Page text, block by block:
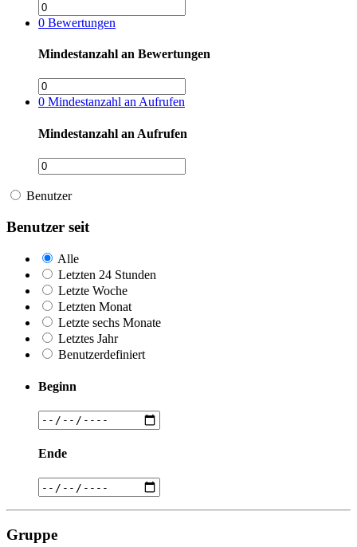
0 Bewertungen
Mindestanzahl an Bewertungen
0 Mindestanzahl an Aufrufen
Mindestanzahl an Aufrufen
Benutzer
Benutzer seit
Alle
Letzten 24 Stunden
Letzte Woche
Letzten Monat
Letzte sechs Monate
Letztes Jahr
Benutzerdefiniert
Beginn
Ende
Gruppe